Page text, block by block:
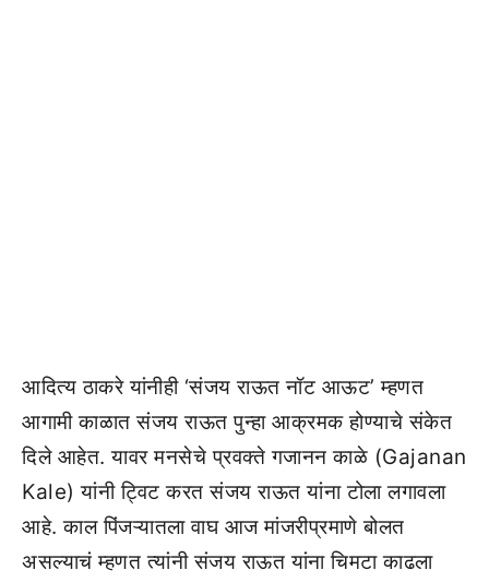
आदित्य ठाकरे यांनीही ‘संजय राऊत नॉट आऊट’ म्हणत
आगामी काळात संजय राऊत पुन्हा आक्रमक होण्याचे संकेत
दिले आहेत. यावर मनसेचे प्रवक्ते गजानन काळे (Gajanan
Kale) यांनी ट्विट करत संजय राऊत यांना टोला लगावला
आहे. काल पिंजऱ्यातला वाघ आज मांजरीप्रमाणे बोलत
असल्याचं म्हणत त्यांनी संजय राऊत यांना चिमटा काढला